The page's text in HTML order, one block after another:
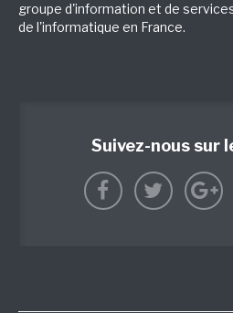
groupe d'information et de
de l'informatique en France.
Suivez-nous sur